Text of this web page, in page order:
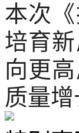
本次
培育
向更
质量增